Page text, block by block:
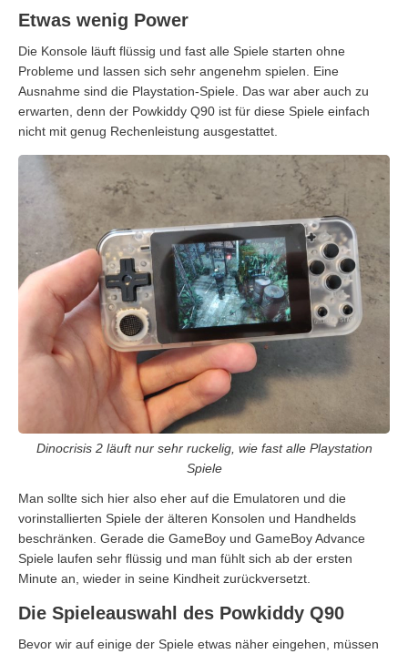
Etwas wenig Power
Die Konsole läuft flüssig und fast alle Spiele starten ohne
Probleme und lassen sich sehr angenehm spielen. Eine
Ausnahme sind die Playstation-Spiele. Das war aber auch zu
erwarten, denn der Powkiddy Q90 ist für diese Spiele einfach
nicht mit genug Rechenleistung ausgestattet.
Dinocrisis 2 läuft nur sehr ruckelig, wie fast alle Playstation
Spiele
Man sollte sich hier also eher auf die Emulatoren und die
vorinstallierten Spiele der älteren Konsolen und Handhelds
beschränken. Gerade die GameBoy und GameBoy Advance
Spiele laufen sehr flüssig und man fühlt sich ab der ersten
Minute an, wieder in seine Kindheit zurückversetzt.
Die Spieleauswahl des Powkiddy Q90
Bevor wir auf einige der Spiele etwas näher eingehen, müssen